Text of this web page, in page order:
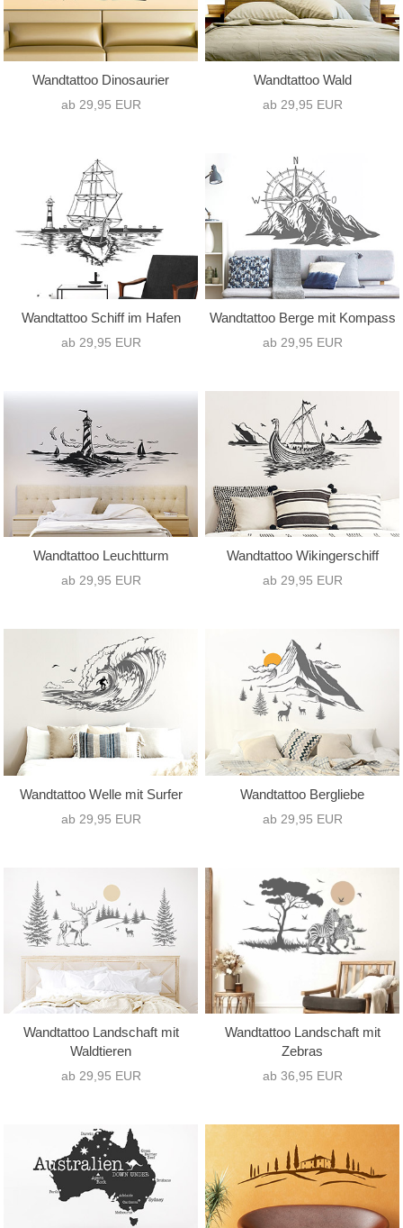
Wandtattoo Dinosaurier
ab 29,95 EUR
Wandtattoo Wald
ab 29,95 EUR
Wandtattoo Schiff im Hafen
ab 29,95 EUR
Wandtattoo Berge mit Kompass
ab 29,95 EUR
Wandtattoo Leuchtturm
ab 29,95 EUR
Wandtattoo Wikingerschiff
ab 29,95 EUR
Wandtattoo Welle mit Surfer
ab 29,95 EUR
Wandtattoo Bergliebe
ab 29,95 EUR
Wandtattoo Landschaft mit
Waldtieren
ab 29,95 EUR
Wandtattoo Landschaft mit
Zebras
ab 36,95 EUR